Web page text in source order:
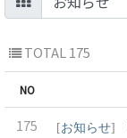
TOTAL 175
NO
175 [お知らせ]